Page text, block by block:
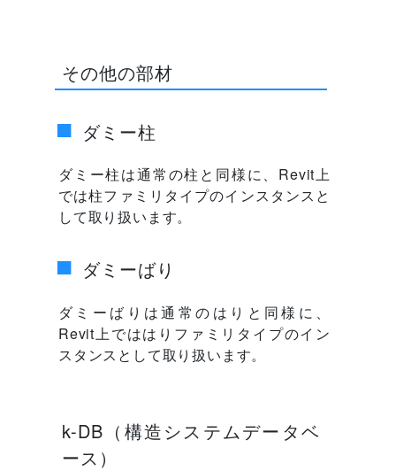
その他の部材
ダミー柱
ダミー柱は通常の柱と同様に、Revit上
では柱ファミリタイプのインスタンスと
して取り扱います。
ダミーばり
ダミーばりは通常のはりと同様に、
Revit上でははりファミリタイプのイン
スタンスとして取り扱います。
k-DB（構造システムデータベ
ース）